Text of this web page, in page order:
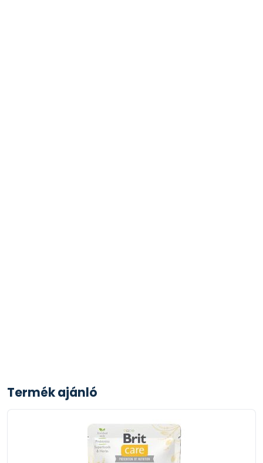
Termék ajánló